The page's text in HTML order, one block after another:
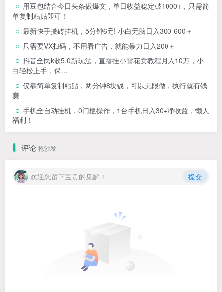
用豆包结合今日头条做爆文，单日收益稳定破1000+，只需简
单复制粘贴即可！
最新快手搬砖挂机，5分钟6元! 小白无脑日入300-600＋
只需要VX扫码，不用看广告，就能暴力日入200＋
抖音全民k歌5.0新玩法，直播挂小雪花卖教程月入10万，小
白轻松上手，保…
仅靠简单复制粘贴，两分钟8块钱，可以无限做，执行就有钱
赚
手机全自动挂机，0门槛操作，1台手机日入30+净收益，懒人
福利！
评论 抢沙发
欢迎您留下宝贵的见解！ 提交